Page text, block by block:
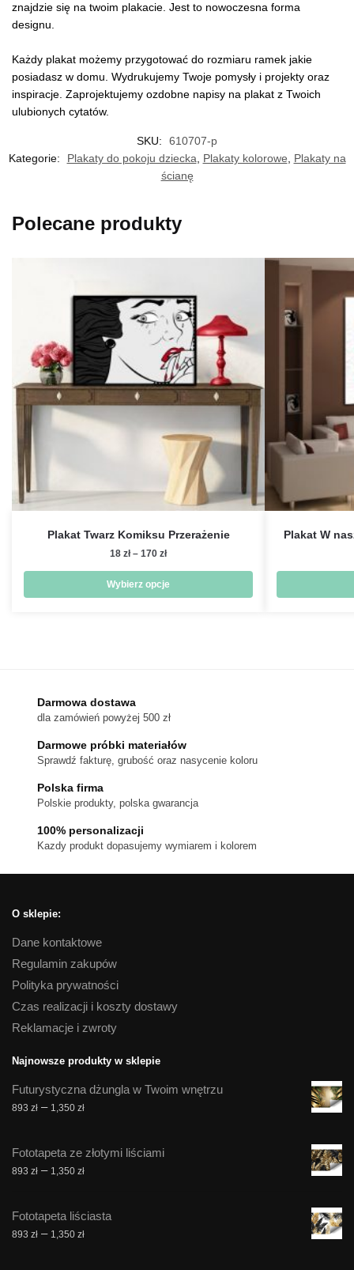
znajdzie się na twoim plakacie. Jest to nowoczesna forma
designu.
Każdy plakat możemy przygotować do rozmiaru ramek jakie
posiadasz w domu. Wydrukujemy Twoje pomysły i projekty oraz
inspiracje. Zaprojektujemy ozdobne napisy na plakat z Twoich
ulubionych cytatów.
SKU:
610707-p
Kategorie:
Plakaty do pokoju dziecka Plakaty kolorowe
Plakaty na
ścianę
Polecane produkty
Plakat Twarz Komiksu Przerażenie
18 zł – 170 złZakres
od
18 zł
Wybierz opcje
można
wybrać
na
produktu
Plakat W
Darmowa dostawa
dla zamówień powyżej 500 zł
Darmowe próbki materiałów
Sprawdź fakturę, grubość oraz nasycenie koloru
Polska firma
Polskie produkty, polska gwarancja
100% personalizacji
Kazdy produkt dopasujemy wymiarem i kolorem
O sklepie:
Dane kontaktowe
Regulamin zakupów
Polityka prywatności
Czas realizacji i koszty dostawy
Reklamacje i zwroty
Najnowsze produkty w sklepie
Futurystyczna dżungla w Twoim wnętrzu
893 zł – 1,350 złZakres
893 zł
do
Fototapeta ze złotymi liściami
893 zł – 1,350 złZakres
893 zł
do
Fototapeta liściasta
893 zł – 1,350 złZakres